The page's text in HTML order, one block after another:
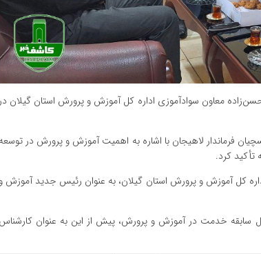
معاون سوادآموزی اداره کل آموزش و پرورش استان گیلان در
فرماندار لاهیجان با اشاره به اهمیت آموزش و پرورش در توسعه
تأکید کرد.
کل آموزش و پرورش استان گیلان، به عنوان رئیس جدید آموزش و
دارای مدرک کارشناسی ارشد فقه و حقوق اسلامی است و با بیش از ۳۱ سال سابقه خدمت در آموزش و پرورش، پیش از این به عنوان کارشناس